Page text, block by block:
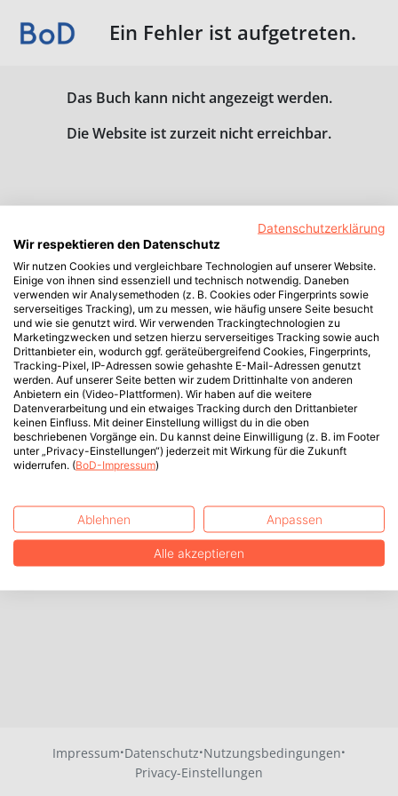
Ein Fehler ist aufgetreten.
Das Buch kann nicht angezeigt werden.
Die Website ist zurzeit nicht erreichbar.
Impressum·Datenschutz·Nutzungsbedingungen·
Privacy-Einstellungen
Datenschutzerklärung
Wir respektieren den Datenschutz
Wir nutzen Cookies und vergleichbare Technologien auf unserer Website.
Einige von ihnen sind essenziell und technisch notwendig. Daneben
verwenden wir Analysemethoden (z. B. Cookies oder Fingerprints sowie
serverseitiges Tracking), um zu messen, wie häufig unsere Seite besucht
und wie sie genutzt wird. Wir verwenden Trackingtechnologien zu
Marketingzwecken und setzen hierzu serverseitiges Tracking sowie auch
Drittanbieter ein, wodurch ggf. geräteübergreifend Cookies, Fingerprints,
Tracking-Pixel, IP-Adressen sowie gehashte E-Mail-Adressen genutzt
werden. Auf unserer Seite betten wir zudem Drittinhalte von anderen
Anbietern ein (Video-Plattformen). Wir haben auf die weitere
Datenverarbeitung und ein etwaiges Tracking durch den Drittanbieter
keinen Einfluss. Mit deiner Einstellung willigst du in die oben
beschriebenen Vorgänge ein. Du kannst deine Einwilligung (z. B. im Footer
unter „Privacy-Einstellungen“) jederzeit mit Wirkung für die Zukunft
widerrufen. (BoD-Impressum)
Ablehnen Anpassen
Alle akzeptieren